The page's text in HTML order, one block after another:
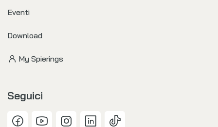
Eventi
Download
My Spierings
Seguici